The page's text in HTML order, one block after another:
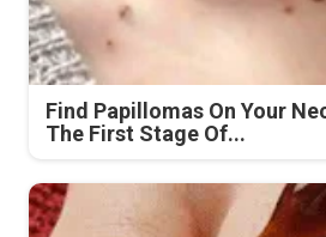
Find Papillomas On Your
The First Stage Of...